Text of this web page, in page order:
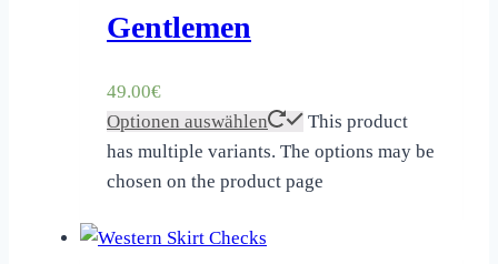
Gentlemen
49.00€
Optionen auswählen
This product
has multiple variants. The options may be
chosen on the product page